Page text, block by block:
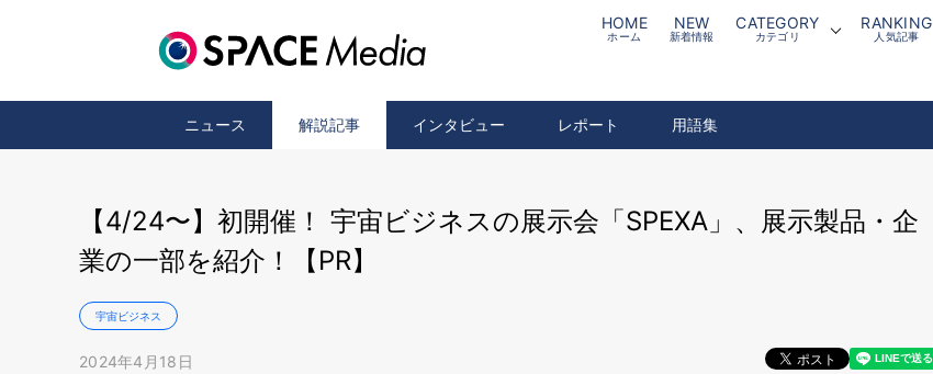
HOME
ホーム
NEW
新着情報
CATEGORY
カテゴリ
RANKING
人気記事
ニュース 解説記事 インタビュー レポート 用語集
【4/24〜】初開催！ 宇宙ビジネスの展示会「SPEXA」、展示製品・企
業の一部を紹介！【PR】
宇宙ビジネス
2024年4月18日